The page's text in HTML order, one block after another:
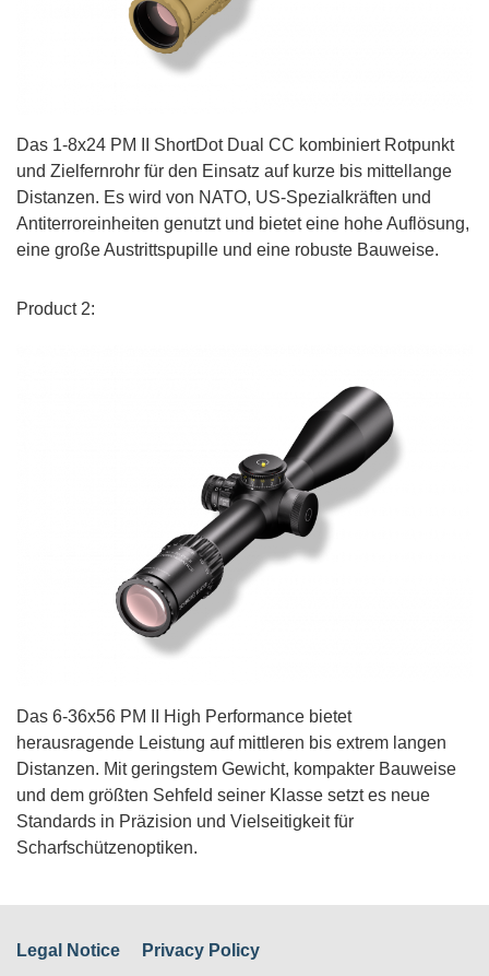
Das 1-8x24 PM II ShortDot Dual CC kombiniert Rotpunkt
und Zielfernrohr für den Einsatz auf kurze bis mittellange
Distanzen. Es wird von NATO, US-Spezialkräften und
Antiterroreinheiten genutzt und bietet eine hohe Auflösung,
eine große Austrittspupille und eine robuste Bauweise.
Product 2:
Das 6-36x56 PM II High Performance bietet
herausragende Leistung auf mittleren bis extrem langen
Distanzen. Mit geringstem Gewicht, kompakter Bauweise
und dem größten Sehfeld seiner Klasse setzt es neue
Standards in Präzision und Vielseitigkeit für
Scharfschützenoptiken.
Legal Notice Privacy Policy